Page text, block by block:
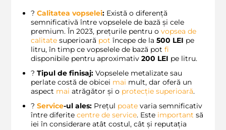
? Calitatea vopselei: Există o diferență
semnificativă între vopselele de bază și cele
premium. În 2023, prețurile pentru o vopsea de
calitate superioară pot începe de la 500 LEI pe
litru, în timp ce vopselele de bază pot fi
disponibile pentru aproximativ 200 LEI pe litru.
? Tipul de finisaj: Vopselele metalizate sau
perlate costă de obicei mai mult, dar oferă un
aspect mai atrăgător și o protecție superioară.
? Service-ul ales: Prețul poate varia semnificativ
între diferite centre de service. Este important să
iei în considerare atât costul, cât și reputația